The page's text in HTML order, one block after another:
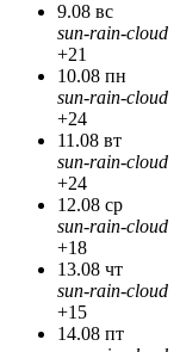
9.08 вс
sun-rain-cloud
+21
10.08 пн
sun-rain-cloud
+24
11.08 вт
sun-rain-cloud
+24
12.08 ср
sun-rain-cloud
+18
13.08 чт
sun-rain-cloud
+15
14.08 пт